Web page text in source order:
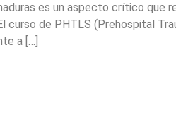
es un aspecto crítico que
de PHTLS (Prehospital
a […]